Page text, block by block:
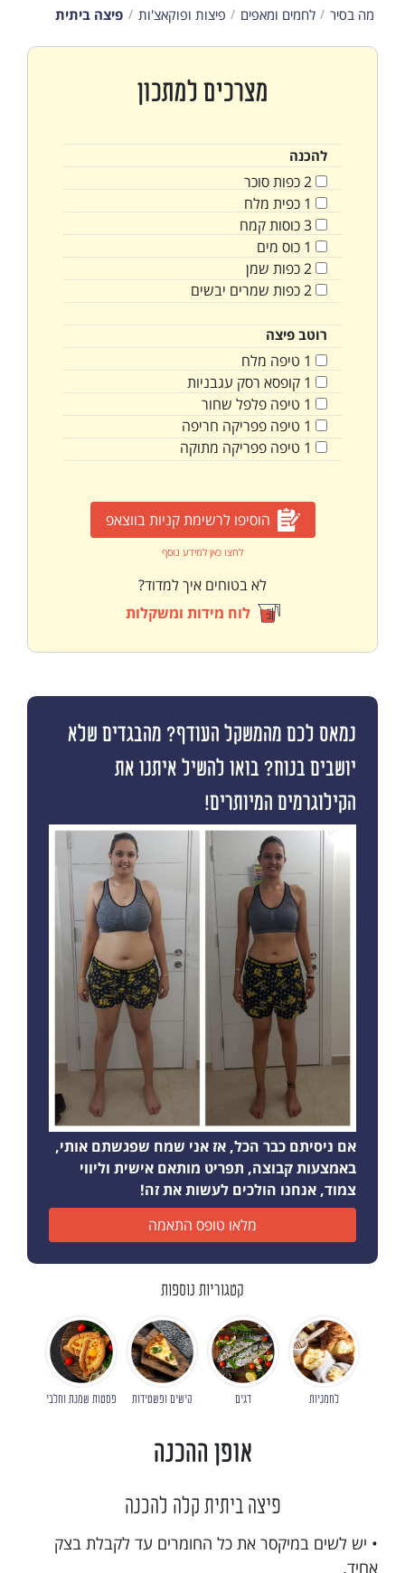
מה בסיר לחמים ומאפים פיצות ופוקאצ'ות פיצה ביתית
מצרכים למתכון
להכנה
2כפותסוכר
1 כפית מלח
3כוסותקמח
1 כוס מים
2כפות שמן
2כפות שמרים יבשים
רוטב פיצה
1 טיפה מלח
1 קופסא רסק עגבניות
1 טיפה פלפל שחור
1 טיפה פפריקה חריפה
1 טיפה פפריקה מתוקה
הוסיפו לרשימת קניות בווצאפ
לחצו כאן למידע נוסף
לא בטוחים איך למדוד?
לוח מידות ומשקלות
נמאס לכם מהמשקל העודף? מהבגדים שלא
יושבים בנוח? בואו להשיל איתנו את
הקילוגרמים המיותרים!
אם ניסיתם כבר הכל, אז אני שמח שפגשתם אותי,
באמצעות קבוצה, תפריט מותאם אישית וליווי
צמוד, אנחנו הולכים לעשות את זה!
מלאו טופס התאמה
קטגוריות נוספות
לחמניות דגים קישים ופשטידות פסטות שמנת וחלבי
אופן ההכנה
פיצה ביתית קלה להכנה
• יש לשים במיקסר את כל החומרים עד לקבלת בצק
אחיד.